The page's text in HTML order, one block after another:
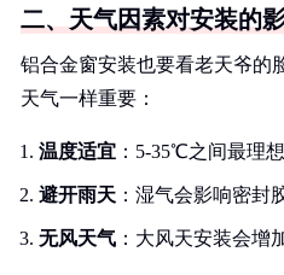
二、天气因素对安装的
铝合金窗安装也要看老天爷的
天气一样重要：
温度适宜 ：5-35℃之间最理
避开雨天 ：湿气会影响密封
无风天气 ：大风天安装会增